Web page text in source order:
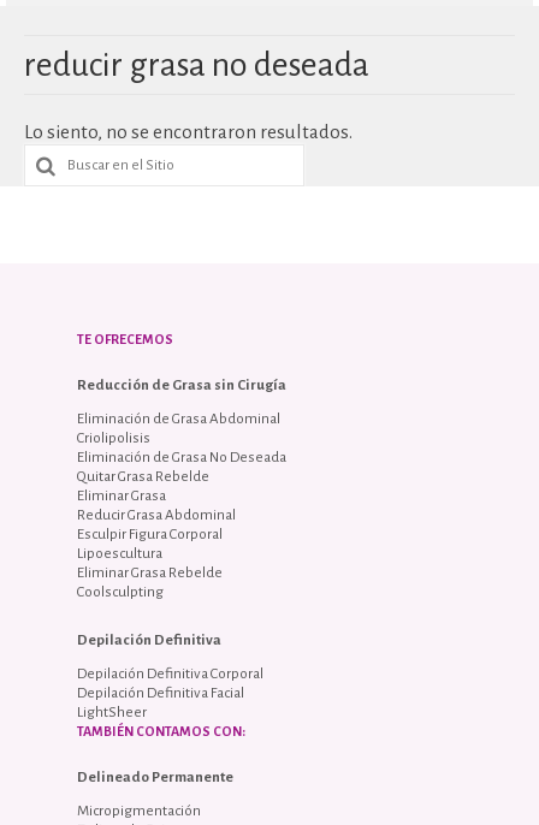
CAPILARES
TECNOLOGÍA
reducir grasa no deseada
Lo siento, no se encontraron resultados.
TE OFRECEMOS
Reducción de Grasa sin Cirugía
Eliminación de Grasa Abdominal
Criolipolisis
Eliminación de Grasa No Deseada
Quitar Grasa Rebelde
Eliminar Grasa
Reducir Grasa Abdominal
Esculpir Figura Corporal
Lipoescultura
Eliminar Grasa Rebelde
Coolsculpting
Depilación Definitiva
Depilación Definitiva Corporal
Depilación Definitiva Facial
LightSheer
TAMBIÉN CONTAMOS CON:
Delineado Permanente
Micropigmentación